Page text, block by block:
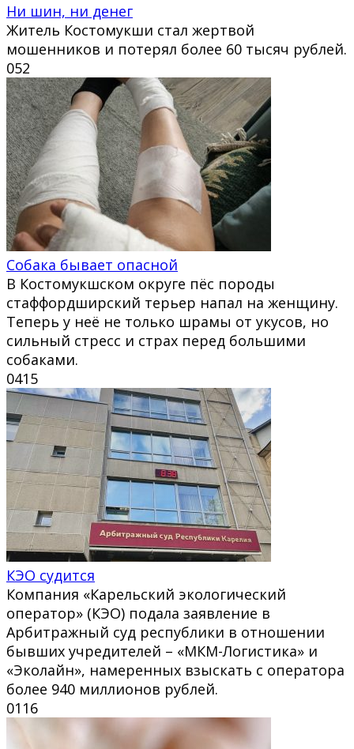
Ни шин, ни денег
Житель Костомукши стал жертвой
мошенников и потерял более 60 тысяч рублей.
052
Собака бывает опасной
В Костомукшском округе пёс породы
стаффордширский терьер напал на женщину.
Теперь у неё не только шрамы от укусов, но
сильный стресс и страх перед большими
собаками.
0415
КЭО судится
Компания «Карельский экологический
оператор» (КЭО) подала заявление в
Арбитражный суд республики в отношении
бывших учредителей – «МКМ-Логистика» и
«Эколайн», намеренных взыскать с оператора
более 940 миллионов рублей.
0116